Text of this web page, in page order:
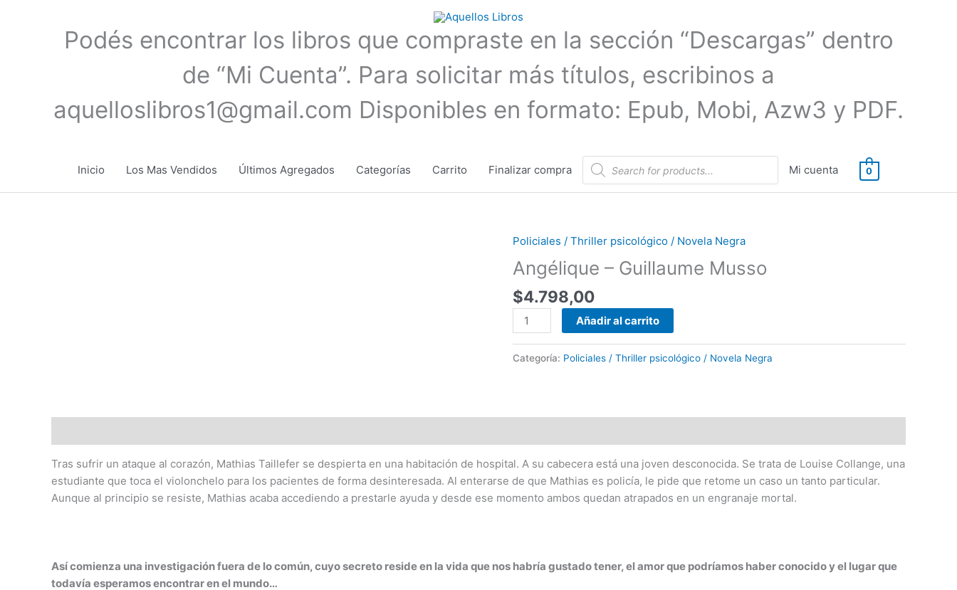
Podés encontrar los libros que compraste en la sección “Descargas” dentro
de “Mi Cuenta”. Para solicitar más títulos, escribinos a
aquelloslibros1@gmail.com Disponibles en formato: Epub, Mobi, Azw3 y PDF.
Inicio Los Mas Vendidos Últimos Agregados Categorías Carrito Finalizar compra
Búsqueda
de
productos
Mi cuenta 0
Policiales / Thriller psicológico / Novela Negra
Angélique – Guillaume Musso
$4.798,00
Angélique
Guillaume
Musso
cantidad
Añadir al carrito
Categoría: Policiales / Thriller psicológico / Novela Negra
Tras sufrir un ataque al corazón, Mathias Taillefer se despierta en una habitación de hospital. A su cabecera está una joven desconocida. Se trata de Louise Collange, una
estudiante que toca el violonchelo para los pacientes de forma desinteresada. Al enterarse de que Mathias es policía, le pide que retome un caso un tanto particular.
Aunque al principio se resiste, Mathias acaba accediendo a prestarle ayuda y desde ese momento ambos quedan atrapados en un engranaje mortal.
Así comienza una investigación fuera de lo común, cuyo secreto reside en la vida que nos habría gustado tener, el amor que podríamos haber conocido y el lugar que
todavía esperamos encontrar en el mundo…